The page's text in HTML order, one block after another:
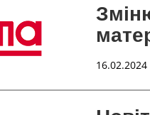
16.02.2024